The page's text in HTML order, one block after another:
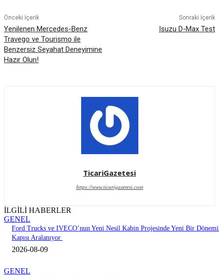
Önceki İçerik
Yenilenen Mercedes-Benz
Travego ve Tourismo ile
Benzersiz Seyahat Deneyimine
Hazır Olun!
Sonraki İçerik
Isuzu D-Max Test
TicariGazetesi
https://www.ticarigazetesi.com
İLGİLİ HABERLER
GENEL
Ford Trucks ve IVECO’nun Yeni Nesil Kabin Projesinde Yeni Bir
Kapısı Aralanıyor
2026-08-09
GENEL